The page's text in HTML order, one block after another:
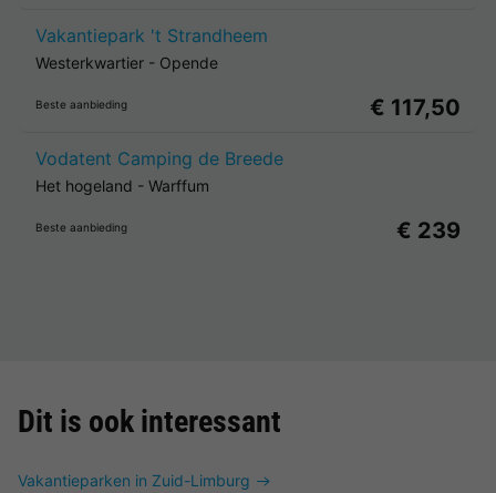
Vakantiepark 't Strandheem
Westerkwartier - Opende
Beste aanbieding € 117,50
Vodatent Camping de Breede
Het hogeland - Warffum
Beste aanbieding € 239
Dit is ook interessant
Vakantieparken in Zuid-Limburg